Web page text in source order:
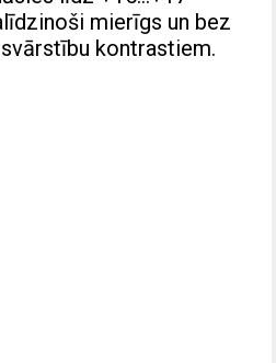
mierīgs un bez
kontrastiem.